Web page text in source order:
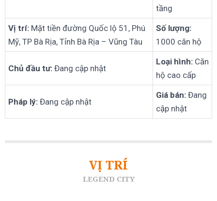
tầng
Vị trí: Mặt tiền đường Quốc lộ 51, Phú
Mỹ, TP Bà Rịa, Tỉnh Bà Rịa – Vũng Tàu
Số lượng:
1000 căn hộ
Chủ đầu tư: Đang cập nhật
Loại hình: Căn
hộ cao cấp
Pháp lý: Đang cập nhật
Giá bán: Đang
cập nhật
VỊ TRÍ
LEGEND CITY